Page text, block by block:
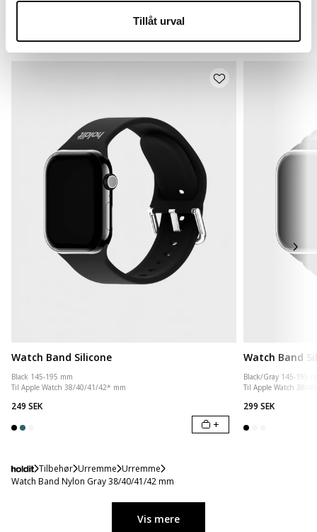
Tillåt urval
Watch Band Silicone
Black 145-195 mm
Til Apple Watch 38/40/41/42* mm
249 SEK
+
Watch Band
Black/Gray 145-195
Til Apple Watch 38/
299 SEK
Tilbehør Urremme Urremme
Watch Band Nylon Gray 38/40/41/42 mm
Vis mere